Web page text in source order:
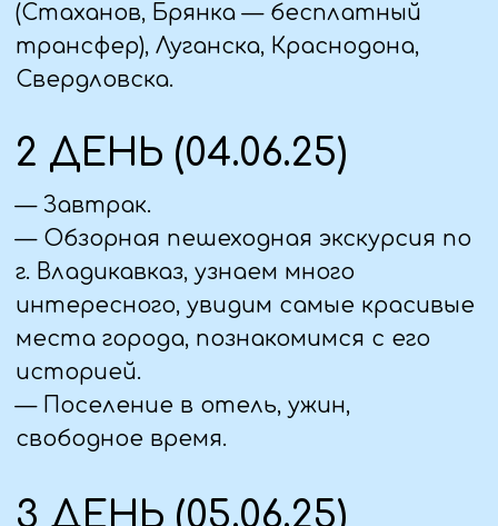
— Завтрак
Выезд на экскурсию на внедорожниках.
— Мидаграбинские водопады в
памятников и настоящая жемчужина
4 ДЕНЬ (06.06.25)
невероятные башенные комплексы
Эгикал и Вовнушки.
— Посещение Ассинского ущелья -
великолепный, поражающий своей
ущелья проходило одно из
ответвлений Великого Шелкового
пути.
— Обед
— Смотровые площадки.
— Возвращение в гостиницу, ужин